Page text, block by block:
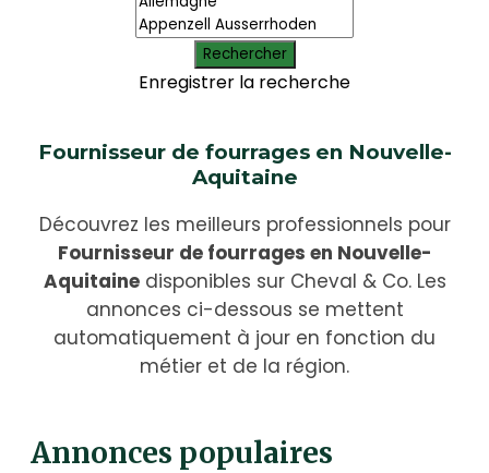
Rechercher
Enregistrer la recherche
Fournisseur de fourrages en Nouvelle-
Aquitaine
Découvrez les meilleurs professionnels pour
Fournisseur de fourrages en Nouvelle-
Aquitainedisponibles sur Cheval & Co. Les
annonces ci-dessous se mettent
automatiquement à jour en fonction du
métier et de la région.
Annonces populaires